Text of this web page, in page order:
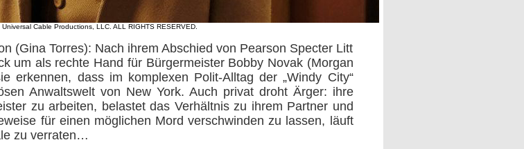
Cable Productions, LLC. ALL RIGHTS RESERVED.
(Gina Torres): Nach ihrem Abschied von Pearson Specter Litt
um als rechte Hand für Bürgermeister Bobby Novak (Morgan
erkennen, dass im komplexen Polit-Alltag der „Windy City“
Anwaltswelt von New York. Auch privat droht Ärger: ihre
zu arbeiten, belastet das Verhältnis zu ihrem Partner und
für einen möglichen Mord verschwinden zu lassen, läuft
zu verraten…